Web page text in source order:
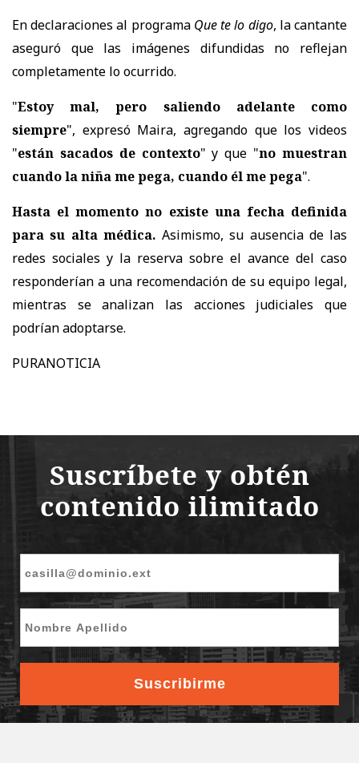
En declaraciones al programa Que te lo digo, la cantante
aseguró que las imágenes difundidas no reflejan
completamente lo ocurrido.
"Estoy mal, pero saliendo adelante como
siempre", expresó Maira, agregando que los videos
"están sacados de contexto" y que "no muestran
cuando la niña me pega, cuando él me pega".
Hasta el momento no existe una fecha definida
para su alta médica. Asimismo,su ausencia de las
redes sociales y la reserva sobre el avance del caso
responderían a una recomendación de su equipo legal,
mientras se analizan las acciones judiciales que
podrían adoptarse.
PURANOTICIA